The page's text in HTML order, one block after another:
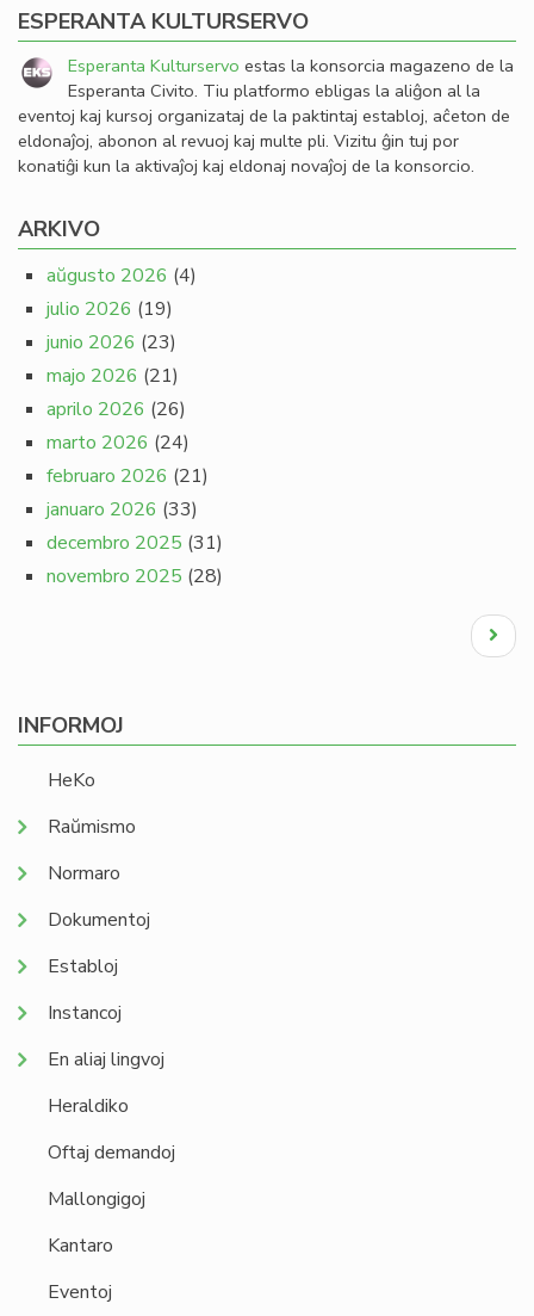
ESPERANTA KULTURSERVO
Esperanta Kulturservo estas la konsorcia magazeno de la
Esperanta Civito. Tiu platformo ebligas la aliĝon al la
eventoj kaj kursoj organizataj de la paktintaj establoj, aĉeton de
eldonaĵoj, abonon al revuoj kaj multe pli. Vizitu ĝin tuj por
konatiĝi kun la aktivaĵoj kaj eldonaj novaĵoj de la konsorcio.
ARKIVO
aŭgusto 2026 (4)
julio 2026 (19)
junio 2026 (23)
majo 2026 (21)
aprilo 2026 (26)
marto 2026 (24)
februaro 2026 (21)
januaro 2026 (33)
decembro 2025 (31)
novembro 2025 (28)
Next
page
INFORMOJ
HeKo
Raŭmismo
Normaro
Dokumentoj
Establoj
Instancoj
En aliaj lingvoj
Heraldiko
Oftaj demandoj
Mallongigoj
Kantaro
Eventoj